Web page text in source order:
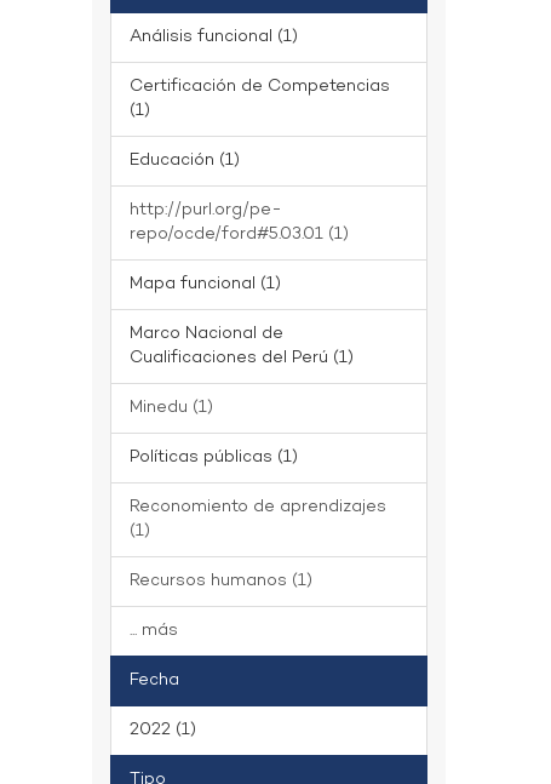
Análisis funcional (1)
Certificación de Competencias
(1)
Educación (1)
http://purl.org/pe-
repo/ocde/ford#5.03.01 (1)
Mapa funcional (1)
Marco Nacional de
Cualificaciones del Perú (1)
Minedu (1)
Políticas públicas (1)
Reconomiento de aprendizajes
(1)
Recursos humanos (1)
... más
Fecha
2022 (1)